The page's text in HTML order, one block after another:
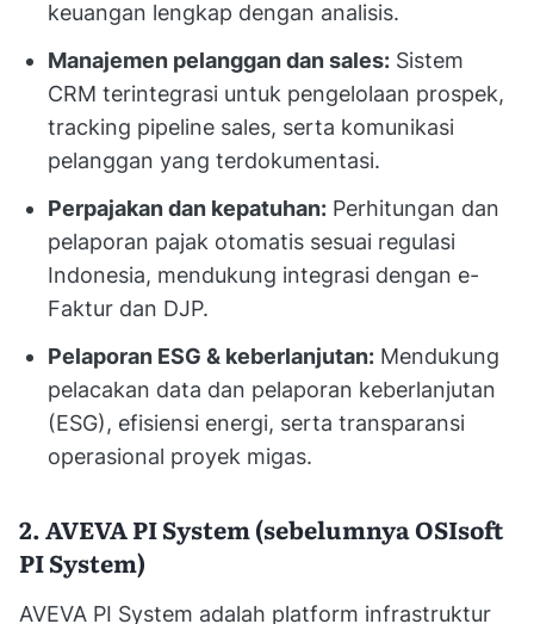
keuangan lengkap dengan analisis.
Manajemen pelanggan dan sales: Sistem
CRM terintegrasi untuk pengelolaan prospek,
tracking pipeline sales, serta komunikasi
pelanggan yang terdokumentasi.
Perpajakan dan kepatuhan: Perhitungan dan
pelaporan pajak otomatis sesuai regulasi
Indonesia, mendukung integrasi dengan e-
Faktur dan DJP.
Pelaporan ESG & keberlanjutan: Mendukung
pelacakan data dan pelaporan keberlanjutan
(ESG), efisiensi energi, serta transparansi
operasional proyek migas.
2. AVEVA PI System (sebelumnya OSIsoft
PI System)
AVEVA PI System adalah platform infrastruktur